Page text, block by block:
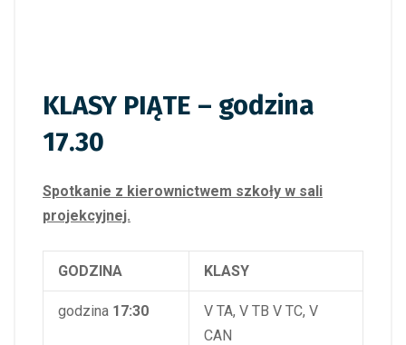
KLASY PIĄTE – godzina
17.30
Spotkanie z kierownictwem szkoły w sali
projekcyjnej.
GODZINA KLASY
godzina 17:30
V TA, V TB V TC, V
CAN